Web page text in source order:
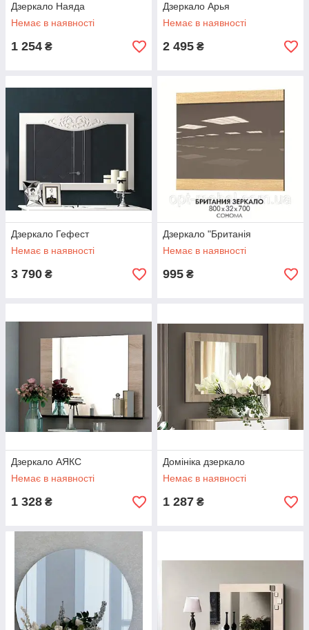
Дзеркало Наяда
Немає в наявності
1 254 ₴
Дзеркало Арья
Немає в наявності
2 495 ₴
Дзеркало Гефест
Немає в наявності
3 790 ₴
Дзеркало "Британія
Немає в наявності
995 ₴
Дзеркало АЯКС
Немає в наявності
1 328 ₴
Домініка дзеркало
Немає в наявності
1 287 ₴